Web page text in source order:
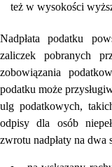
też w wysokości
Nadpłata podatku
zaliczek pobranych
zobowiązania
podatku może
ulg podatkowych,
odpisy dla osób
zwrotu nadpłaty na dwa